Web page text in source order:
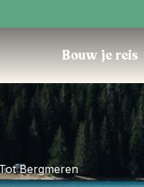
Bouw je reis
Bergmeren